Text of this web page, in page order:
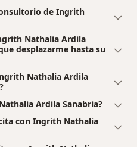
de Ingrith
Nathalia Ardila
desplazarme hasta su
Nathalia Ardila
Ardila Sanabria?
con Ingrith Nathalia